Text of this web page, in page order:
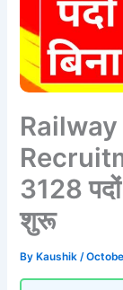
3128 पदों
शुरू
By Kaushik/